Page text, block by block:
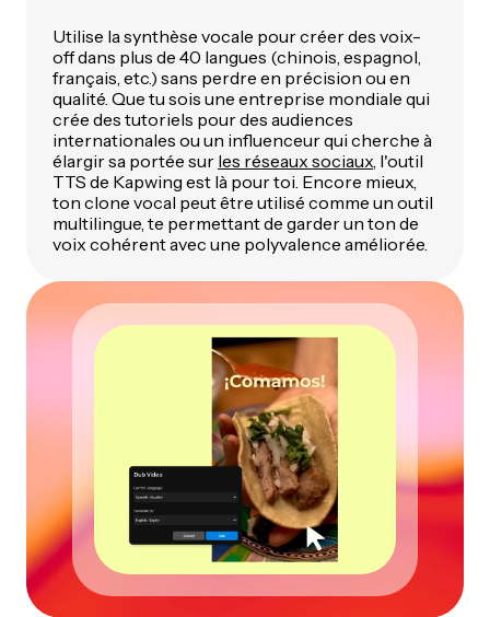
Utilise la synthèse vocale pour créer des voix-
off dans plus de 40 langues (chinois, espagnol,
français, etc.) sans perdre en précision ou en
qualité. Que tu sois une entreprise mondiale qui
crée des tutoriels pour des audiences
internationales ou un influenceur qui cherche à
élargir sa portée sur les réseaux sociaux , l'outil
TTS de Kapwing est là pour toi. Encore mieux,
ton clone vocal peut être utilisé comme un outil
multilingue, te permettant de garder un ton de
voix cohérent avec une polyvalence améliorée.